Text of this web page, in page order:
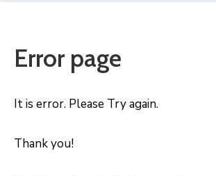
Error page
It is error. Please Try again.
Thank you!